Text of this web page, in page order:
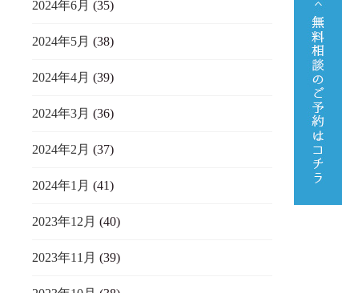
2024年6月 (35)
2024年5月 (38)
2024年4月 (39)
2024年3月 (36)
2024年2月 (37)
2024年1月 (41)
2023年12月 (40)
2023年11月 (39)